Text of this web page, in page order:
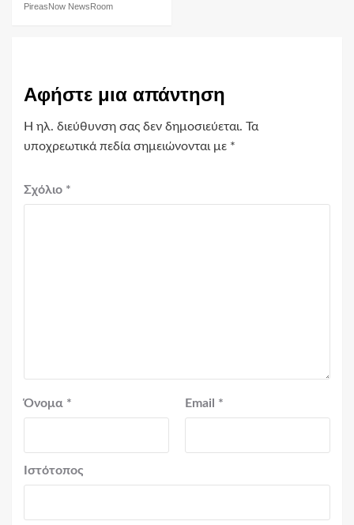
PireasNow NewsRoom
Αφήστε μια απάντηση
Η ηλ. διεύθυνση σας δεν δημοσιεύεται. Τα
υποχρεωτικά πεδία σημειώνονται με *
Σχόλιο *
Όνομα * Email *
Ιστότοπος